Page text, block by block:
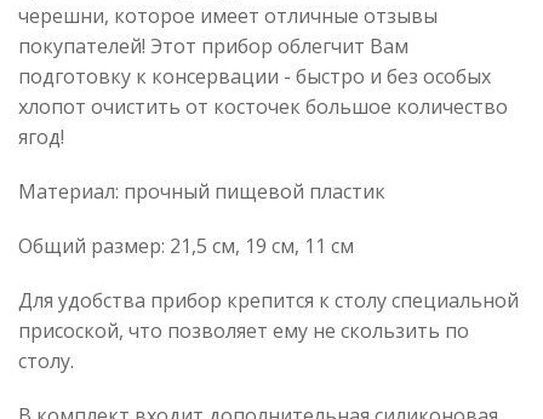
черешни, которое имеет отличные отзывы
покупателей! Этот прибор облегчит Вам
подготовку к консервации - быстро и без особых
хлопот очистить от косточек большое количество
ягод!
Материал: прочный пищевой пластик
Общий размер: 21,5 см, 19 см, 11 см
Для удобства прибор крепится к столу специальной
присоской, что позволяет ему не скользить по
столу.